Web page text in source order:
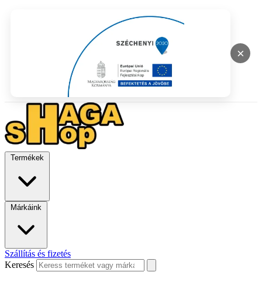
×
Termékek
Márkáink
Szállítás és fizetés
Keresés